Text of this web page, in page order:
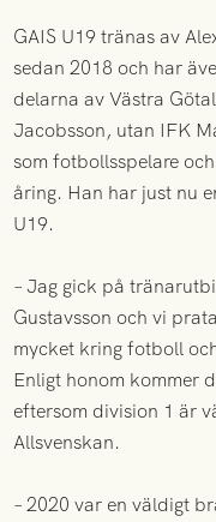
GAIS U19 tränas av
sedan 2018 och har
delarna av Västra
Jacobsson, utan IFK
som fotbollsspelare
åring. Han har just nu
U19.
– Jag gick på
Gustavsson och vi
mycket kring fotboll
Enligt honom kommer
eftersom division 1 är
Allsvenskan.
– 2020 var en väldigt